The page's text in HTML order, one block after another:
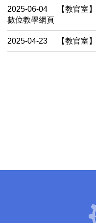
2025-06-04
【教官室
數位教學網頁
2025-04-23 【教官室